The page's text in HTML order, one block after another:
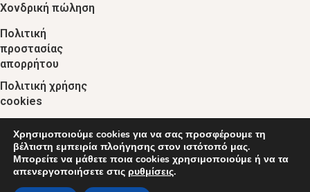
Χονδρική πώληση
Πολιτική
προστασίας
απορρήτου
Πολιτική χρήσης
cookies
© 2024 :: decobebe.gr
Χρησιμοποιούμε cookies για να σας προσφέρουμε τη
βέλτιστη εμπειρία πλοήγησης στον ιστότοπό μας.
Μπορείτε να μάθετε ποια cookies χρησιμοποιούμε ή να τα
απενεργοποιήσετε στις ρυθμίσεις.